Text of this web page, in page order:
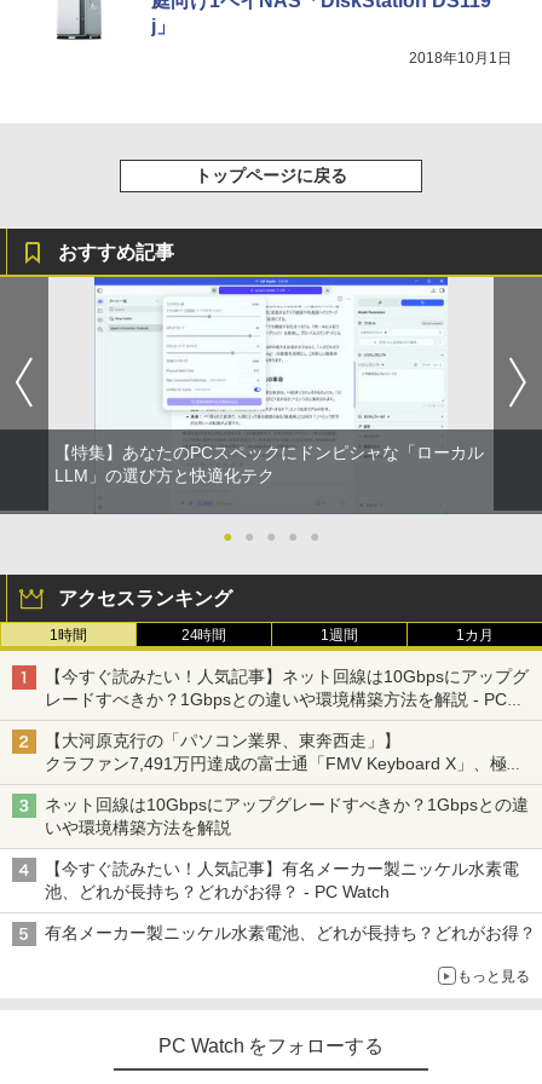
【楽天1位常連・超800冠獲得】黒/白 モ
sync/VESA cocopar HG-238
j」
2018年10月1日
トップページに戻る
おすすめ記事
【特集】あなたのPCスペックにドンピシャな「ローカル
LLM」の選び方と快適化テク
● ● ● ● ●
アクセスランキング
1時間 24時間 1週間 1カ月
【今すぐ読みたい！人気記事】ネット回線は10Gbpsにアップグ
レードすべきか？1Gbpsとの違いや環境構築方法を解説 - PC
Watch
【大河原克行の「パソコン業界、東奔西走」】
クラファン7,491万円達成の富士通「FMV Keyboard X」、極限
の静音化を追求
ネット回線は10Gbpsにアップグレードすべきか？1Gbpsとの違
いや環境構築方法を解説
【今すぐ読みたい！人気記事】有名メーカー製ニッケル水素電
池、どれが長持ち？どれがお得？ - PC Watch
有名メーカー製ニッケル水素電池、どれが長持ち？どれがお得？
もっと見る
PC Watch をフォローする